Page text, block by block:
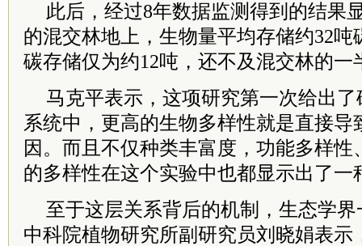
此后，经过8年数据监测得到的结果
的混交林地上，生物量平均存储约32吨
碳存储仅为约12吨，还不及混交林的一
马克平表示，这项研究第一次给出
系统中，更高的生物多样性就是直接导
因。而且不仅种类丰富度，功能多样性
的多样性在这个实验中也都显示出了一
至于这层关系背后的机制，生态学
中科院植物研究所副研究员刘晓娟表示